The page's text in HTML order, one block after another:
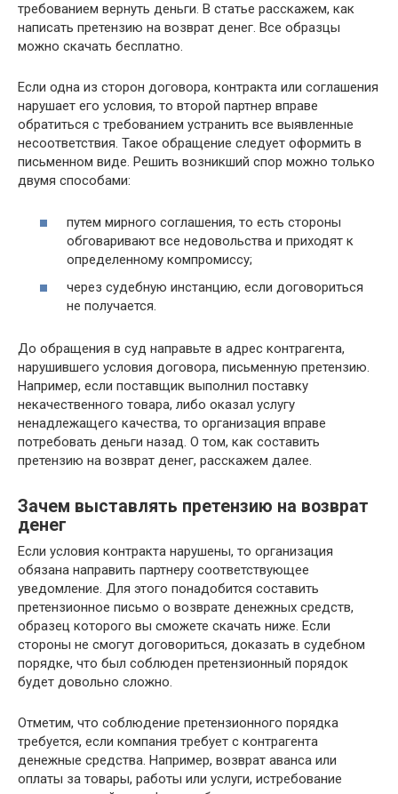
требованием вернуть деньги. В статье расскажем, как
написать претензию на возврат денег. Все образцы
можно скачать бесплатно.
Если одна из сторон договора, контракта или соглашения
нарушает его условия, то второй партнер вправе
обратиться с требованием устранить все выявленные
несоответствия. Такое обращение следует оформить в
письменном виде. Решить возникший спор можно только
двумя способами:
путем мирного соглашения, то есть стороны
обговаривают все недовольства и приходят к
определенному компромиссу;
через судебную инстанцию, если договориться
не получается.
До обращения в суд направьте в адрес контрагента,
нарушившего условия договора, письменную претензию.
Например, если поставщик выполнил поставку
некачественного товара, либо оказал услугу
ненадлежащего качества, то организация вправе
потребовать деньги назад. О том, как составить
претензию на возврат денег, расскажем далее.
Зачем выставлять претензию на возврат
денег
Если условия контракта нарушены, то организация
обязана направить партнеру соответствующее
уведомление. Для этого понадобится составить
претензионное письмо о возврате денежных средств,
образец которого вы сможете скачать ниже. Если
стороны не смогут договориться, доказать в судебном
порядке, что был соблюден претензионный порядок
будет довольно сложно.
Отметим, что соблюдение претензионного порядка
требуется, если компания требует с контрагента
денежные средства. Например, возврат аванса или
оплаты за товары, работы или услуги, истребование